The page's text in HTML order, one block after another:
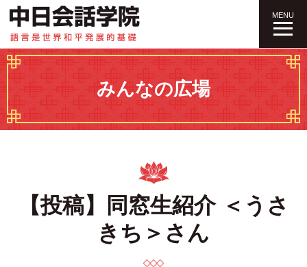
中日会話学院MENU
みんなの広場
【投稿】同窓生紹介 ＜うさ
きち＞さん